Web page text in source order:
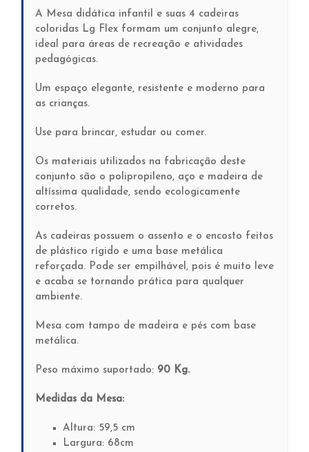
A Mesa didática infantil e suas 4 cadeiras
coloridas Lg Flex formam um conjunto alegre,
ideal para áreas de recreação e atividades
pedagógicas.
Um espaço elegante, resistente e moderno para
as crianças.
Use para brincar, estudar ou comer.
Os materiais utilizados na fabricação deste
conjunto são o polipropileno, aço e madeira de
altíssima qualidade, sendo ecologicamente
corretos.
As cadeiras possuem o assento e o encosto feitos
de plástico rígido e uma base metálica
reforçada. Pode ser empilhável, pois é muito leve
e acaba se tornando prática para qualquer
ambiente.
Mesa com tampo de madeira e pés com base
metálica.
Peso máximo suportado: 90 Kg.
Medidas da Mesa:
Altura: 59,5 cm
Largura: 68cm